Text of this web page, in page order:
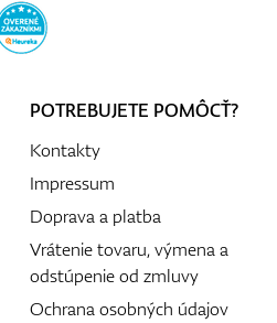
POTREBUJETE POMÔCŤ?
Kontakty
Impressum
Doprava a platba
Vrátenie tovaru, výmena a
odstúpenie od zmluvy
Ochrana osobných údajov